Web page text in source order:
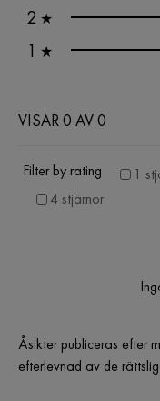
2 ★
1 ★
VISAR 0 AV 0
Filter by rating 1
4 stjärnor
Åsikter publiceras efter
efterlevnad av de